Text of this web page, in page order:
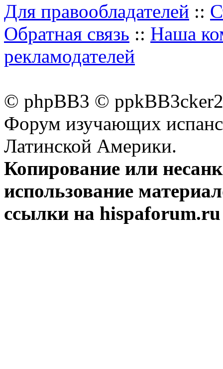
Для правообладателей ::
Обратная связь :: Наша
рекламодателей
© phpBB3 ©
Форум изучающих
Латинской Америки.
Копирование или
использование
ссылки на hispaforum.ru